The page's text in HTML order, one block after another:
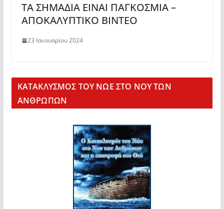
ΤΑ ΣΗΜΑΔΙΑ ΕΙΝΑΙ ΠΑΓΚΟΣΜΙΑ –
ΑΠΟΚΑΛΥΠΤΙΚΟ ΒΙΝΤΕΟ
23 Ιανουαρίου 2024
KΑΤΑΚΛΥΣΜΟΣ ΤΟΥ ΝΩΕ ΣΤΟ ΝΟΥ ΤΩΝ
ΑΝΘΡΩΠΩΝ